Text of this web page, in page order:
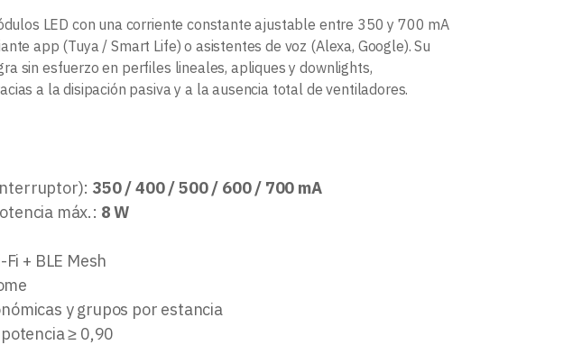
LED con una corriente constante ajustable entre 350 y 700 mA
app (Tuya / Smart Life) o asistentes de voz (Alexa, Google). Su
sin esfuerzo en perfiles lineales, apliques y downlights,
a la disipación pasiva y a la ausencia total de ventiladores.
350 / 400 / 500 / 600 / 700 mA
máx.: 8 W
+ BLE Mesh
y grupos por estancia
≥ 0,90